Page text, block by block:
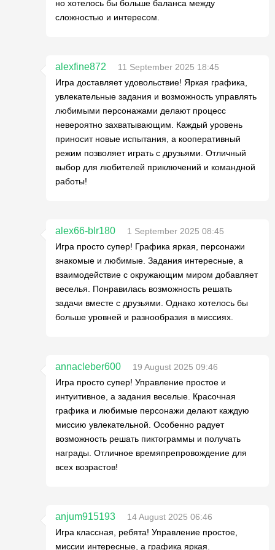
но хотелось бы больше баланса между
сложностью и интересом.
alexfine872
11 September 2025 18:45
Игра доставляет удовольствие! Яркая графика,
увлекательные задания и возможность управлять
любимыми персонажами делают процесс
невероятно захватывающим. Каждый уровень
приносит новые испытания, а кооперативный
режим позволяет играть с друзьями. Отличный
выбор для любителей приключений и командной
работы!
alex66-blr180
1 September 2025 08:45
Игра просто супер! Графика яркая, персонажи
знакомые и любимые. Задания интересные, а
взаимодействие с окружающим миром добавляет
веселья. Понравилась возможность решать
задачи вместе с друзьями. Однако хотелось бы
больше уровней и разнообразия в миссиях.
annacleber600
19 August 2025 09:46
Игра просто супер! Управление простое и
интуитивное, а задания веселые. Красочная
графика и любимые персонажи делают каждую
миссию увлекательной. Особенно радует
возможность решать пиктограммы и получать
награды. Отличное времяпрепровождение для
всех возрастов!
anjum915193
14 August 2025 06:46
Игра классная, ребята! Управление простое,
миссии интересные, а графика яркая.